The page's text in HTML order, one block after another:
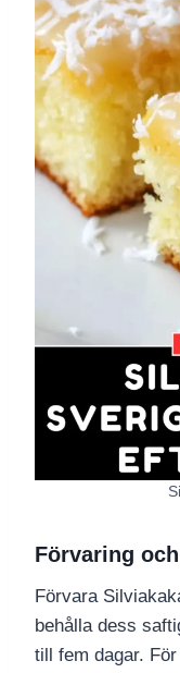
Förvaring
Förvara
behålla dess
till fem dagar.